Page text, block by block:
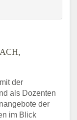
der
als Dozenten
der
im Blick